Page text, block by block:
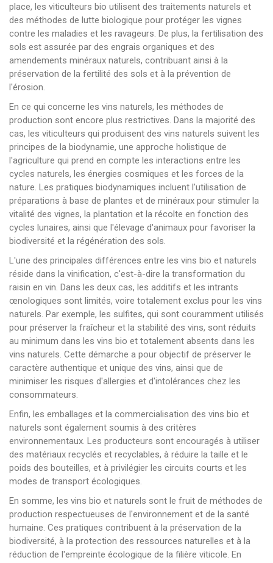
place, les viticulteurs bio utilisent des traitements naturels et
des méthodes de lutte biologique pour protéger les vignes
contre les maladies et les ravageurs. De plus, la fertilisation des
sols est assurée par des engrais organiques et des
amendements minéraux naturels, contribuant ainsi à la
préservation de la fertilité des sols et à la prévention de
l'érosion.
En ce qui concerne les vins naturels, les méthodes de
production sont encore plus restrictives. Dans la majorité des
cas, les viticulteurs qui produisent des vins naturels suivent les
principes de la biodynamie, une approche holistique de
l'agriculture qui prend en compte les interactions entre les
cycles naturels, les énergies cosmiques et les forces de la
nature. Les pratiques biodynamiques incluent l'utilisation de
préparations à base de plantes et de minéraux pour stimuler la
vitalité des vignes, la plantation et la récolte en fonction des
cycles lunaires, ainsi que l'élevage d'animaux pour favoriser la
biodiversité et la régénération des sols.
L'une des principales différences entre les vins bio et naturels
réside dans la vinification, c'est-à-dire la transformation du
raisin en vin. Dans les deux cas, les additifs et les intrants
œnologiques sont limités, voire totalement exclus pour les vins
naturels. Par exemple, les sulfites, qui sont couramment utilisés
pour préserver la fraîcheur et la stabilité des vins, sont réduits
au minimum dans les vins bio et totalement absents dans les
vins naturels. Cette démarche a pour objectif de préserver le
caractère authentique et unique des vins, ainsi que de
minimiser les risques d'allergies et d'intolérances chez les
consommateurs.
Enfin, les emballages et la commercialisation des vins bio et
naturels sont également soumis à des critères
environnementaux. Les producteurs sont encouragés à utiliser
des matériaux recyclés et recyclables, à réduire la taille et le
poids des bouteilles, et à privilégier les circuits courts et les
modes de transport écologiques.
En somme, les vins bio et naturels sont le fruit de méthodes de
production respectueuses de l'environnement et de la santé
humaine. Ces pratiques contribuent à la préservation de la
biodiversité, à la protection des ressources naturelles et à la
réduction de l'empreinte écologique de la filière viticole. En